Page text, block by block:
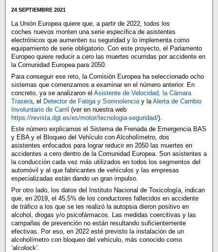
24 SEPTIEMBRE 2021
La Unión Europea quiere que, a partir de 2022, todos los
coches nuevos monten una serie específica de asistentes
electrónicos que aumenten su seguridad y lo implementa como
equipamiento de serie obligatorio. Con este proyecto, el Parlamento
Europeo quiere reducir a cero las muertes ocurridas por accidente en
la Comunidad Europea para 2050.
Para conseguir ese reto, la Comisión Europea ha seleccionado ocho
sistemas que comenzamos a examinar en el número anterior. En
concreto, ya se analizaron el Asistente de Velocidad,
la Cámara
Trasera, el Detector de Fatiga y Somnolenciay la Alerta de Cambio
Involuntario de Carril (ver en nuestra web
https://revista.dgt.es/es/motor/tecnologia-seguridad/).
Este número explicamos el Sistema de Frenada de Emergencia BAS
y EBA y el Bloqueo del Vehículo con Alcoholímetro, dos
asistentes enfocados para lograr reducir en 2050 las muertes en
accidentes a cero dentro de la Comunidad Europea. Son asistentes a
la conducción cada vez más utilizados en todos los segmentos del
automóvil y al que fabricantes de vehículos y las empresas
especializadas están dando un gran impulso.
Por otro lado, los datos del Instituto Nacional de Toxicología, indican
que, en 2019, el 45,5% de los conductores fallecidos en accidente
de tráfico a los que se les realizó la autopsia dieron positivo en
alcohol, drogas y/o psicofármacos. Las medidas coercitivas y las
campañas de prevención no están resultando suficientemente
efectivas. Por eso, en 2022 esté previsto la instalación de un
alcoholímetro con bloqueo del vehículo, más conocido como
‘alcolock’.